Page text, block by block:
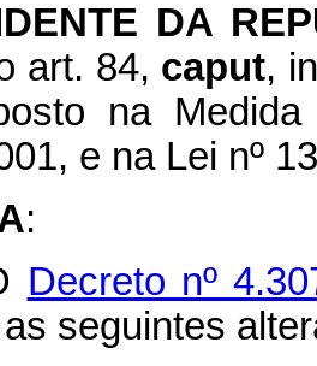
DA
art. 84, caput,
na
e na Lei nº
:
Decreto nº
seguintes